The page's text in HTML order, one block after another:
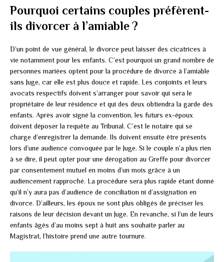
Pourquoi certains couples préfèrent-
ils divorcer à l’amiable ?
D’un point de vue général, le divorce peut laisser des cicatrices à
vie notamment pour les enfants. C’est pourquoi un grand nombre de
personnes mariées optent pour la procédure de divorce à l’amiable
sans Juge, car elle est plus douce et rapide. Les conjoints et leurs
avocats respectifs doivent s’arranger pour savoir qui sera le
propriétaire de leur résidence et qui des deux obtiendra la garde des
enfants. Après avoir signé la convention, les futurs ex-époux
doivent déposer la requête au Tribunal. C’est le notaire qui se
charge d’enregistrer la demande. Ils doivent ensuite être présents
lors d’une audience convoquée par le Juge. Si le couple n’a plus rien
à se dire, il peut opter pour une dérogation au Greffe pour divorcer
par consentement mutuel en moins d’un mois grâce à un
audiencement rapproché. La procédure sera plus rapide étant donné
qu’il n’y aura pas d’audience de conciliation ni d’assignation en
divorce. D’ailleurs, les époux ne sont plus obligés de préciser les
raisons de leur décision devant un Juge. En revanche, si l’un de leurs
enfants âgés d’au moins sept à huit ans souhaite parler au
Magistrat, l’histoire prend une autre tournure.